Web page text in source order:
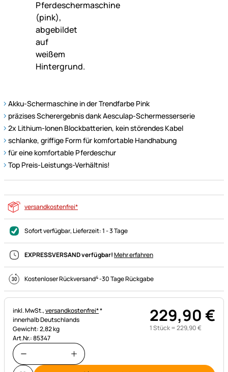
Akku-Schermaschine in der Trendfarbe Pink
präzises Scherergebnis dank Aesculap-Schermesserserie
2x Lithium-Ionen Blockbatterien, kein störendes Kabel
schlanke, griffige Form für komfortable Handhabung
für eine komfortable Pferdeschur
Top Preis-Leistungs-Verhältnis!
versandkostenfrei*
Sofort verfügbar, Lieferzeit:1 - 3 Tage
EXPRESSVERSAND verfügbar!Mehr erfahren
Kostenloser Rückversand4-30 Tage Rückgabe
Steuerhinweis:
inkl. MwSt.,versandkostenfrei**
innerhalb Deutschlands
Gewicht: 2,82 kg
Art.Nr.: 85347
229,90€
1 Stück =229,90€